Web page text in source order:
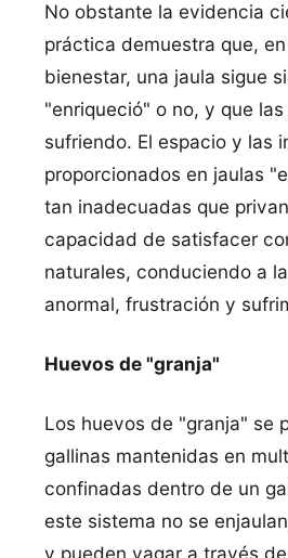
No obstante la evidencia
práctica demuestra que,
bienestar, una jaula sigue
"enriqueció" o no, y que
sufriendo. El espacio y las
proporcionados en jaulas
tan inadecuadas que
capacidad de satisfacer
naturales, conduciendo a
anormal, frustración y
Huevos de "granja"
Los huevos de "granja" se
gallinas mantenidas en
confinadas dentro de un
este sistema no se
y pueden vagar a través